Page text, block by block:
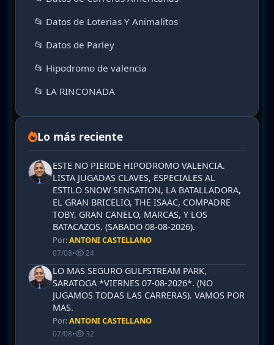
📂 Datos de Loterias Y Animalitos
📂 Datos de Parley
📂 Hipodromo de valencia
📂 LA RINCONADA
Lo más reciente
ESTE NO PIERDE HIPODROMO VALENCIA.
LISTA JUGADAS CLAVES, ESPECIALES AL
ESTILO SNOW SENSATION, LA BATALLADORA,
EL GRAN BRICELIO, THE ISAAC, COMPADRE
TOBY, GRAN CANELO, MARCAS, Y LOS
BATACAZOS. (SABADO 08-08-2026).
Por:ANTONI CASTELLANO
07/08• 24
LO MAS SEGURO GULFSTREAM PARK,
SARATOGA *VIERNES 07-08-2026*. (NO
JUGAMOS TODAS LAS CARRERAS). VAMOS POR
MAS.
Por:ANTONI CASTELLANO
07/08• 32